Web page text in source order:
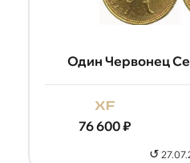
Один Червонец
xf
76 600₽
↺